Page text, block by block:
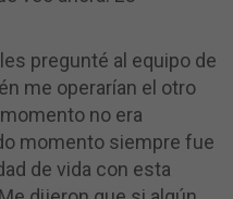
pregunté al equipo de
me operarían el otro
no era
momento siempre fue
de vida con esta